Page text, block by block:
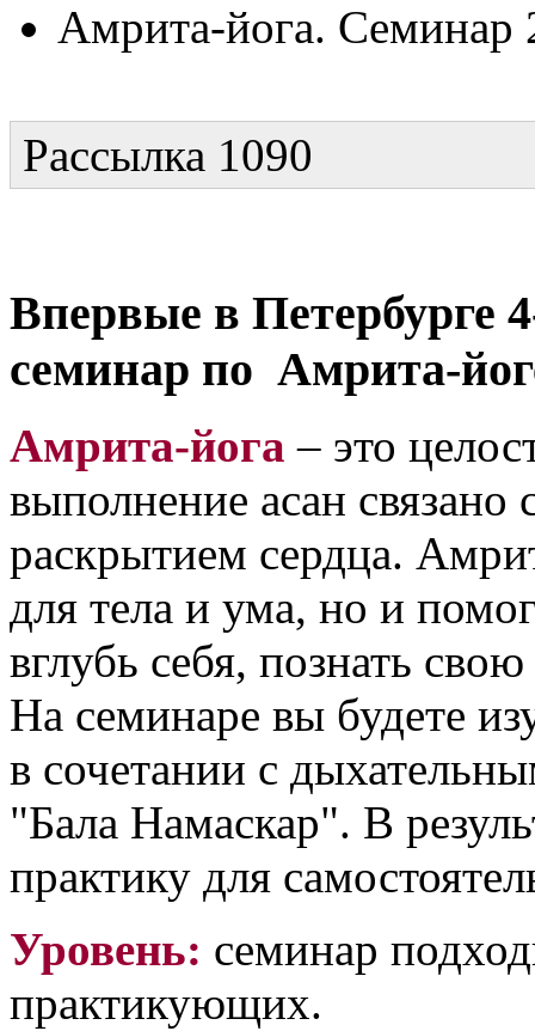
Амрита-йога. Семинар
Рассылка 1090
Впервые в Петербурге
семинар по Амрита-
Амрита-йога – это
выполнение асан связано
раскрытием сердца.
для тела и ума, но и
вглубь себя, познать свою
На семинаре вы будете
в сочетании с
"Бала Намаскар". В
практику для
Уровень: семинар
практикующих.